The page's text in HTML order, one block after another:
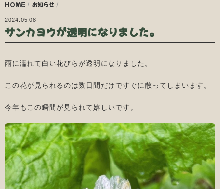
HOME お知らせ
2024.05.08
サンカヨウが透明になりました。
雨に濡れて白い花びらが透明になりました。
この花が見られるのは数日間だけですぐに散ってしまいます。
今年もこの瞬間が見られて嬉しいです。